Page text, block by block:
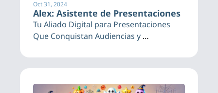
Oct 31, 2024
Alex: Asistente de Presentaciones
Tu Aliado Digital para Presentaciones
Que Conquistan Audiencias y